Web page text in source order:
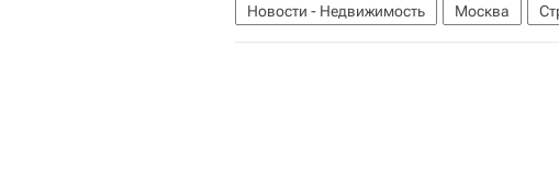
Новости - Недвижимость Москва
Россия